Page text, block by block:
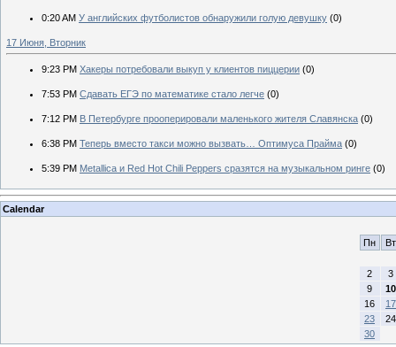
0:20 AM У английских футболистов обнаружили голую девушку (0)
17 Июня, Вторник
9:23 PM Хакеры потребовали выкуп у клиентов пиццерии (0)
7:53 PM Сдавать ЕГЭ по математике стало легче (0)
7:12 PM В Петербурге прооперировали маленького жителя Славянска (0)
6:38 PM Теперь вместо такси можно вызвать… Оптимуса Прайма (0)
5:39 PM Metallica и Red Hot Chili Peppers сразятся на музыкальном ринге (0)
Calendar
Пн Вт
2
3
9
10
16
17
23
24
30